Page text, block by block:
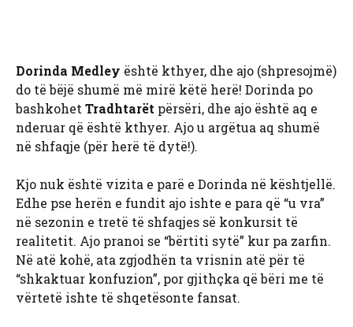
Dorinda Medley është kthyer, dhe ajo (shpresojmë)
do të bëjë shumë më mirë këtë herë! Dorinda po
bashkohet Tradhtarët përsëri, dhe ajo është aq e
nderuar që është kthyer. Ajo u argëtua aq shumë
në shfaqje (për herë të dytë!).
Kjo nuk është vizita e parë e Dorinda në kështjellë.
Edhe pse herën e fundit ajo ishte e para që “u vra”
në sezonin e tretë të shfaqjes së konkursit të
realitetit. Ajo pranoi se “bërtiti sytë” kur pa zarfin.
Në atë kohë, ata zgjodhën ta vrisnin atë për të
“shkaktuar konfuzion”, por gjithçka që bëri me të
vërtetë ishte të shqetësonte fansat.